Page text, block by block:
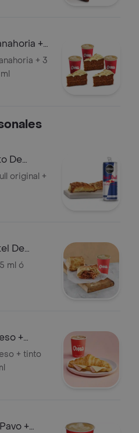
+
+ 3
De
original +
De
ml ó
+
+ tinto
+